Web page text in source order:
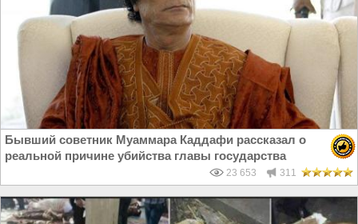
Бывший советник Муаммара Каддафи рассказал о
реальной причине убийства главы государства
23 653 311